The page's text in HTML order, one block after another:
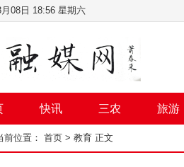
08日 18:56 星期六
快讯 三农 旅游
前位置： 首页 > 教育 正文